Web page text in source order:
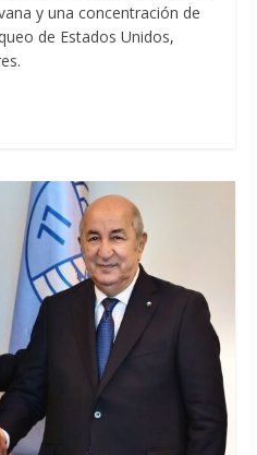
y una concentración de
de Estados Unidos,